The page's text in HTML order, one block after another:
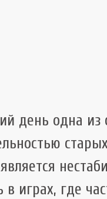
день одна
в играх, где